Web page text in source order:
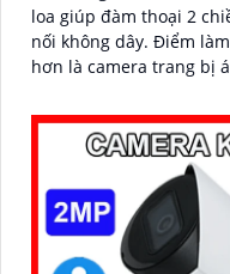
loa giúp đàm thoại 2
nối không dây. Điểm làm cho camera này được bán nhiều
hơn là camera trang bị